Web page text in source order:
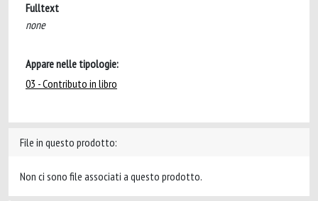
Fulltext
none
Appare nelle tipologie:
03 - Contributo in libro
File in questo prodotto:
Non ci sono file associati a questo prodotto.